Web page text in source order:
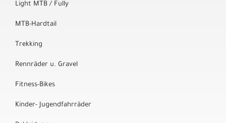
Light MTB / Fully
MTB-Hardtail
Trekking
Rennräder u. Gravel
Fitness-Bikes
Kinder- Jugendfahrräder